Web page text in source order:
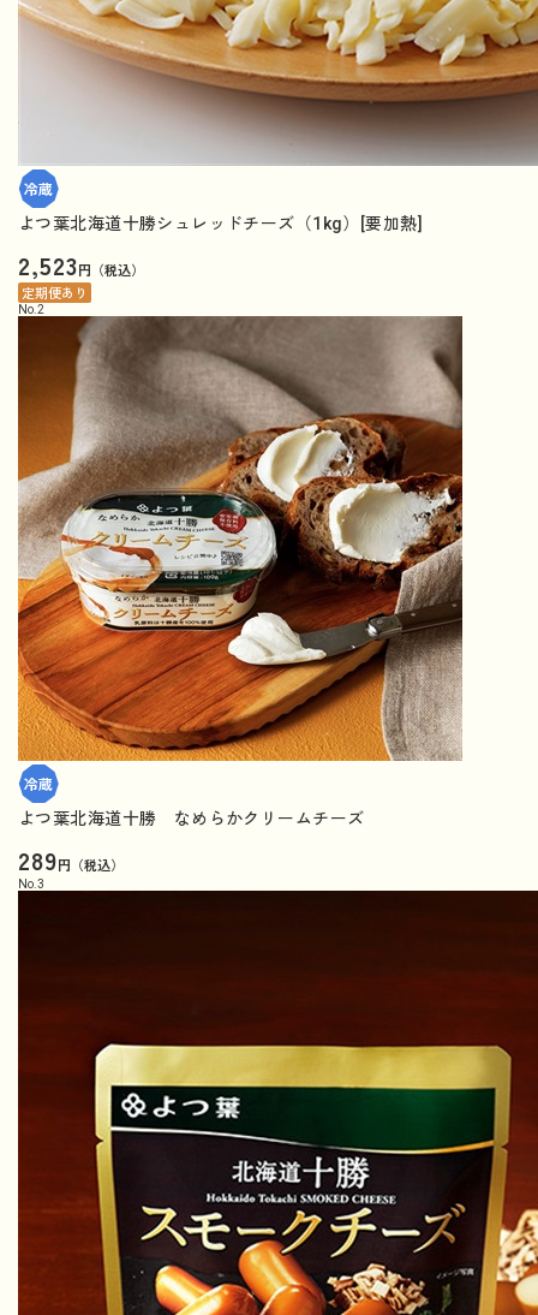
よつ葉北海道十勝シュレッドチーズ（1kg）[要加熱]
2,523円（税込）
定期便あり
No. 2
よつ葉北海道十勝 なめらかクリームチーズ
289円（税込）
No. 3